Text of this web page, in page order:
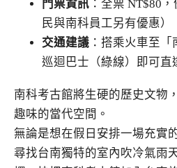
門票資訊 ：全票 NT$80
民與南科員工另有優惠）
交通建議 ：搭乘火車至
巡迴巴士（綠線）即可直
南科考古館將生硬的歷史文物
趣味的當代空間。
無論是想在假日安排一場充實
尋找台南獨特的室內吹冷氣雨